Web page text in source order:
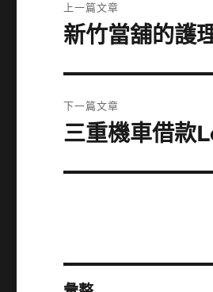
章
上一篇文章
上
篇
文
章:
新竹當舖的護
下一篇文章
下
篇
三重機車借款